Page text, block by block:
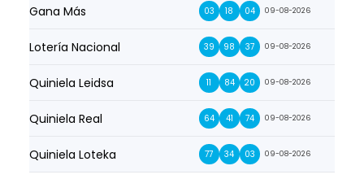
Gana Más 03 18 04 09-08-2026
Lotería Nacional 39 98 37 09-08-2026
Quiniela Leidsa 11 84 20 09-08-2026
Quiniela Real 64 41 74 09-08-2026
Quiniela Loteka 77 34 03 09-08-2026